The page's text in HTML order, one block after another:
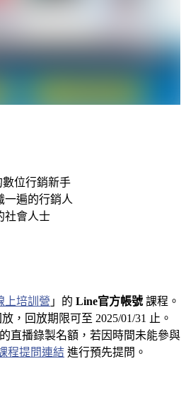
數位行銷新手
一遍的行銷人
社會人士
上培訓營 」的 Line官方帳號課程。
，回放期限可至 2025/01/31 止。
的直播錄製名額，若因時間未能參與
程提問連結 進行預先提問。